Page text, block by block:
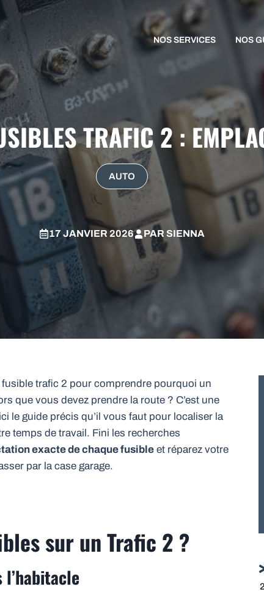
NOS SERVICES NOS
TRAFIC 2 :
AUTO
17 JANVIER 2026 PAR SIENNA
trafic 2 pour comprendre pourquoi un
que vous devez prendre la route ? C’est une
le guide précis qu’il vous faut pour localiser la
temps de travail. Fini les recherches
exacte de chaque fusible et réparez votre
par la case garage.
sur un Trafic 2 ?